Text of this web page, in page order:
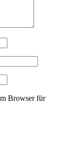
Browser für